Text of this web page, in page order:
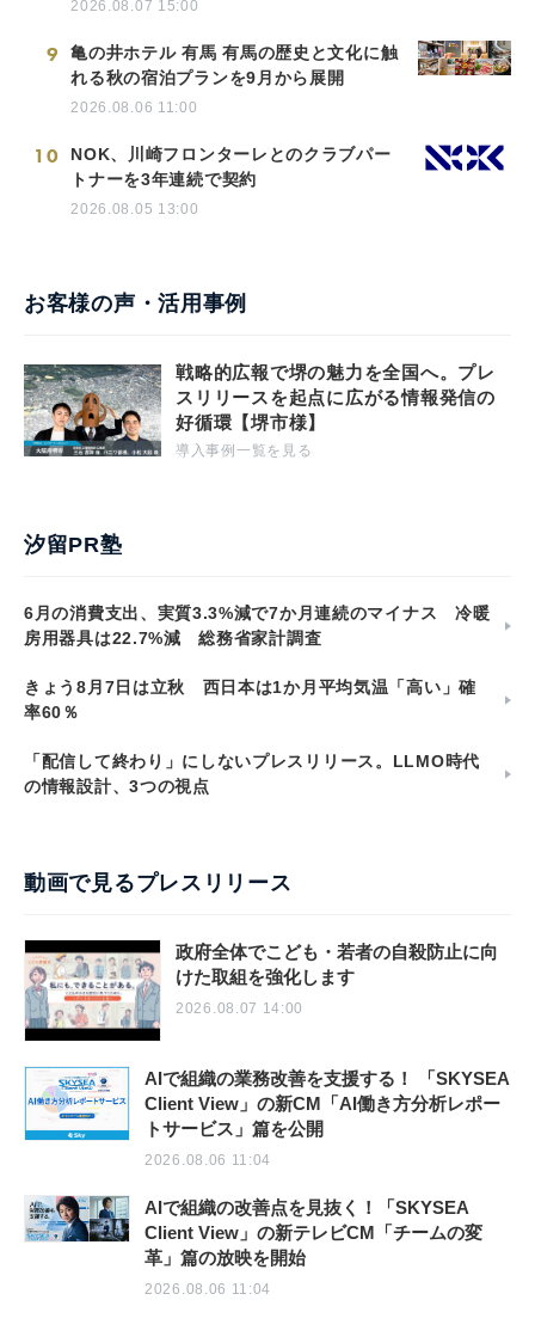
2026.08.07 15:00
9
亀の井ホテル 有馬 有馬の歴史と文化に触
れる秋の宿泊プランを9月から展開
2026.08.06 11:00
10
NOK、川崎フロンターレとのクラブパー
トナーを3年連続で契約
2026.08.05 13:00
お客様の声・活用事例
戦略的広報で堺の魅力を全国へ。プレ
スリリースを起点に広がる情報発信の
好循環【堺市様】
導入事例一覧を見る
汐留PR塾
6月の消費支出、実質3.3%減で7か月連続のマイナス 冷暖
房用器具は22.7%減 総務省家計調査
きょう8月7日は立秋 西日本は1か月平均気温「高い」確
率60％
「配信して終わり」にしないプレスリリース。LLMO時代
の情報設計、3つの視点
動画で見るプレスリリース
政府全体でこども・若者の自殺防止に向
けた取組を強化します
2026.08.07 14:00
AIで組織の業務改善を支援する！ 「SKYSEA
Client View」の新CM「AI働き方分析レポー
トサービス」篇を公開
2026.08.06 11:04
AIで組織の改善点を見抜く！「SKYSEA
Client View」の新テレビCM「チームの変
革」篇の放映を開始
2026.08.06 11:04